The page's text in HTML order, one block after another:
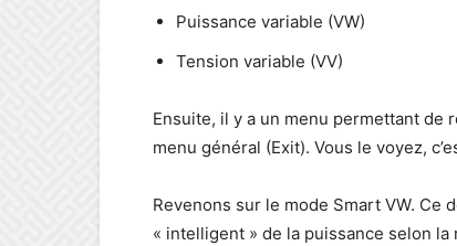
Puissance variable (VW)
Tension variable (VV)
Ensuite, il y a un menu permettant de
menu général (Exit). Vous le voyez,
Revenons sur le mode Smart VW. Ce
« intelligent » de la puissance selon